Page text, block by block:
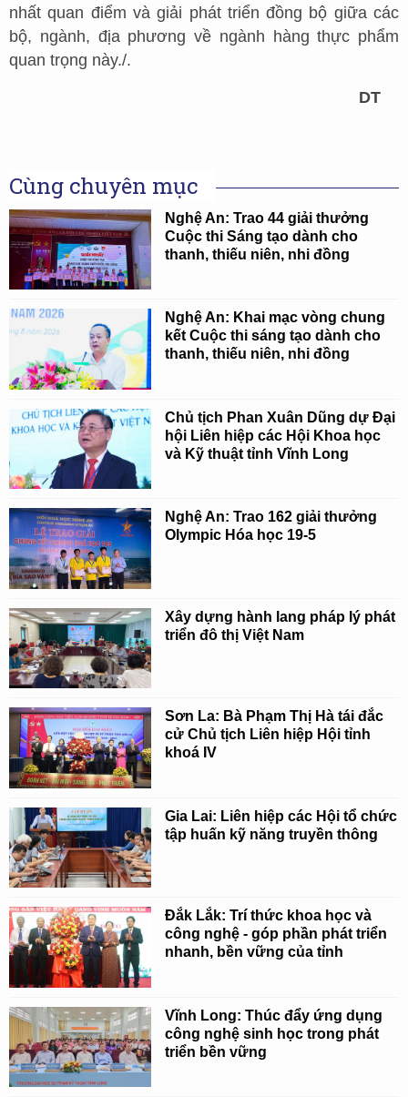
nhất quan điểm và giải phát triển đồng bộ giữa các
bộ, ngành, địa phương về ngành hàng thực phẩm
quan trọng này./.
DT
Cùng chuyên mục
Nghệ An: Trao 44 giải thưởng
Cuộc thi Sáng tạo dành cho
thanh, thiếu niên, nhi đồng
Nghệ An: Khai mạc vòng chung
kết Cuộc thi sáng tạo dành cho
thanh, thiếu niên, nhi đồng
Chủ tịch Phan Xuân Dũng dự Đại
hội Liên hiệp các Hội Khoa học
và Kỹ thuật tỉnh Vĩnh Long
Nghệ An: Trao 162 giải thưởng
Olympic Hóa học 19-5
Xây dựng hành lang pháp lý phát
triển đô thị Việt Nam
Sơn La: Bà Phạm Thị Hà tái đắc
cử Chủ tịch Liên hiệp Hội tỉnh
khoá IV
Gia Lai: Liên hiệp các Hội tổ chức
tập huấn kỹ năng truyền thông
Đắk Lắk: Trí thức khoa học và
công nghệ - góp phần phát triển
nhanh, bền vững của tỉnh
Vĩnh Long: Thúc đẩy ứng dụng
công nghệ sinh học trong phát
triển bền vững